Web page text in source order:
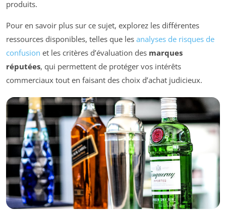
produits.
Pour en savoir plus sur ce sujet, explorez les différentes
ressources disponibles, telles que les analyses de risques de
confusion et les critères d’évaluation des marques
réputées, qui permettent de protéger vos intérêts
commerciaux tout en faisant des choix d’achat judicieux.